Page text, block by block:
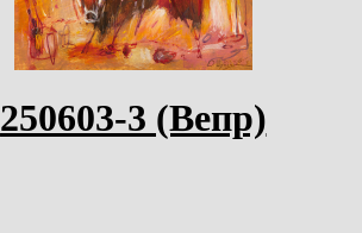
250603-3 (Вепр)